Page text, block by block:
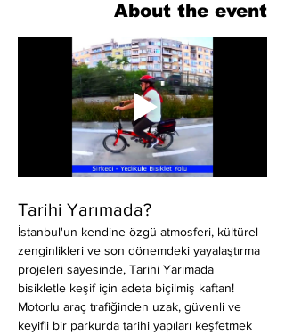
About the event
Tarihi Yarımada?
İstanbul'un kendine özgü atmosferi, kültürel
zenginlikleri ve son dönemdeki yayalaştırma
projeleri sayesinde, Tarihi Yarımada
bisikletle keşif için adeta biçilmiş kaftan!
Motorlu araç trafiğinden uzak, güvenli ve
keyifli bir parkurda tarihi yapıları keşfetmek